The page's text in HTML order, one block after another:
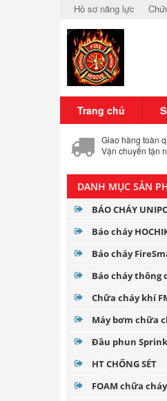
Hồ sơ năng lực
Trang chủ
Giao hàng toàn
Vận chuyển tận
DANH MỤC SẢN
BÁO CHÁY
Báo cháy
Báo cháy
Báo cháy thông
Chữa cháy khí
Máy bơm chữa
Đầu phun
HT CHỐNG SÉT
FOAM chữa cháy